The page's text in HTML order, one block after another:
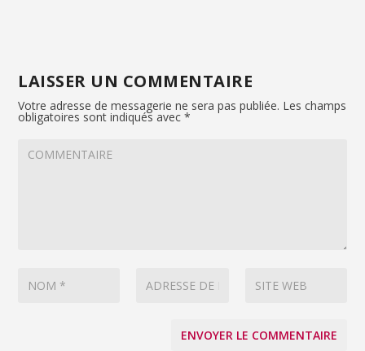
LAISSER UN COMMENTAIRE
Votre adresse de messagerie ne sera pas publiée. Les champs
obligatoires sont indiqués avec*